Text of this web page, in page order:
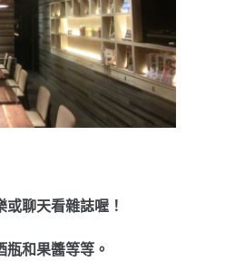
聊天看雜誌喔！
瓶和果醬等等。